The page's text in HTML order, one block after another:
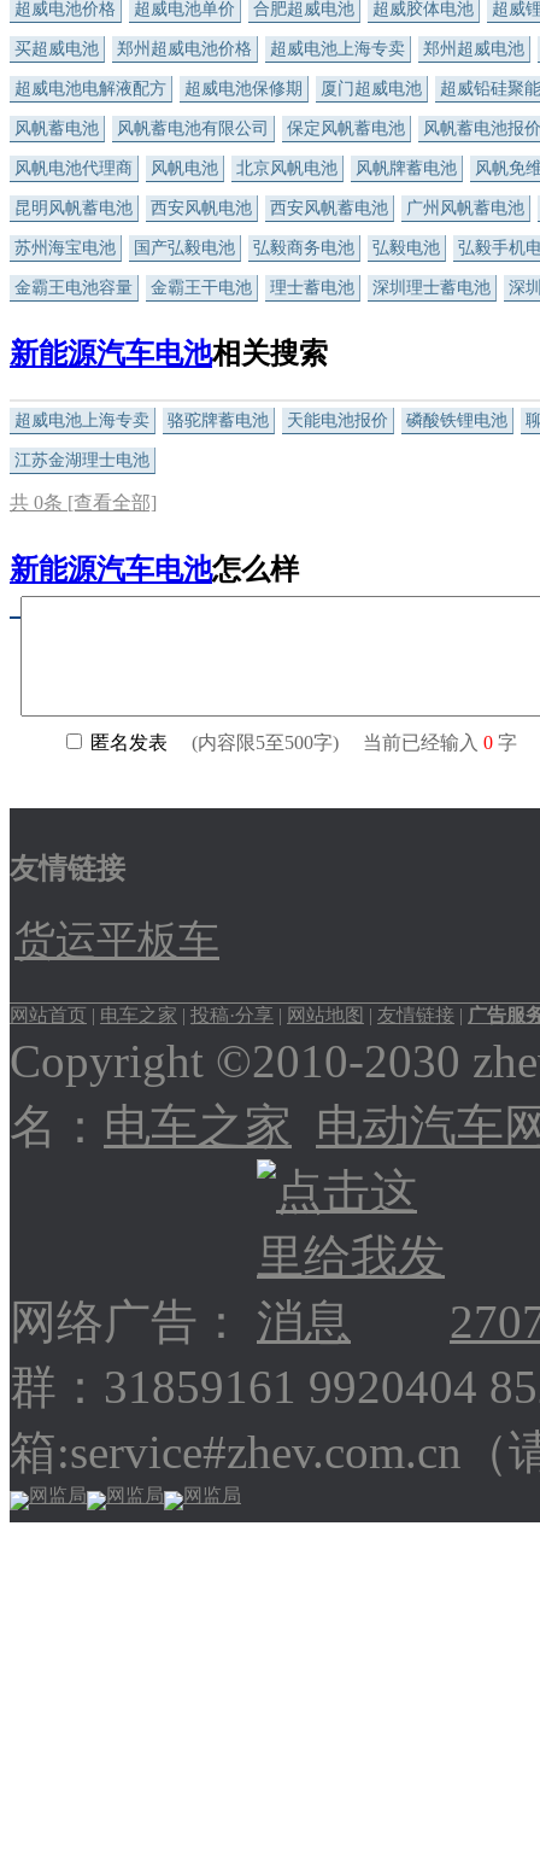
超威电池价格 超威电池单价 合肥超威电池 超威胶体电池 超威
买超威电池 郑州超威电池价格 超威电池上海专卖 郑州超威电池
超威电池电解液配方 超威电池保修期 厦门超威电池 超威铅硅聚
风帆蓄电池 风帆蓄电池有限公司 保定风帆蓄电池 风帆蓄电池报价
风帆电池代理商 风帆电池 北京风帆电池 风帆牌蓄电池 风帆免
昆明风帆蓄电池 西安风帆电池 西安风帆蓄电池 广州风帆蓄电池
苏州海宝电池 国产弘毅电池 弘毅商务电池 弘毅电池 弘毅手机
金霸王电池容量 金霸王干电池 理士蓄电池 深圳理士蓄电池 深
新能源汽车电池相关搜索
超威电池上海专卖 骆驼牌蓄电池 天能电池报价 磷酸铁锂电池
江苏金湖理士电池
共 0条 [查看全部]
新能源汽车电池怎么样
友情链接
货运平板车
网站首页 | 电车之家 | 投稿·分享 | 网站地图 | 友情链接 | 广告服
Copyright ©2010-2030
名： 电车之家 电动汽车
网络广告：
群：31859161 9920404
箱:service#zhev.com.cn